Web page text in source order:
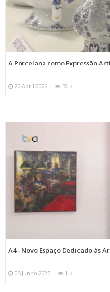
A Porcelana como Expressão
20 Abril 2026 59 K
A4 - Novo Espaço Dedicado às
05 Junho 2025 1 K